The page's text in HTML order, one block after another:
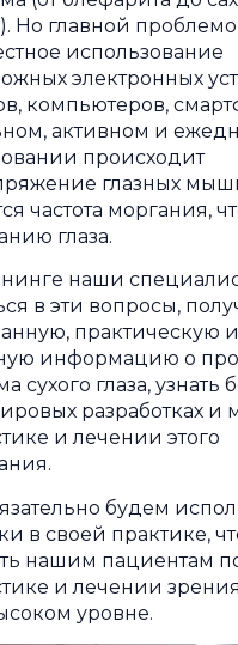
Но главной
использование
электронных
компьютеров,
активном и
происходит
глазных
частота моргания,
глаза.
наши
в эти вопросы,
практическую и
информацию о
сухого глаза, узнать
разработках и
и лечении этого
будем
в своей практике,
нашим пациентам
и лечении
уровне.